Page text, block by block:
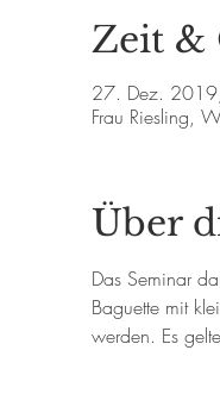
Zeit &
27. Dez.
Frau Riesling,
Über
Das Seminar
Baguette mit
werden. Es